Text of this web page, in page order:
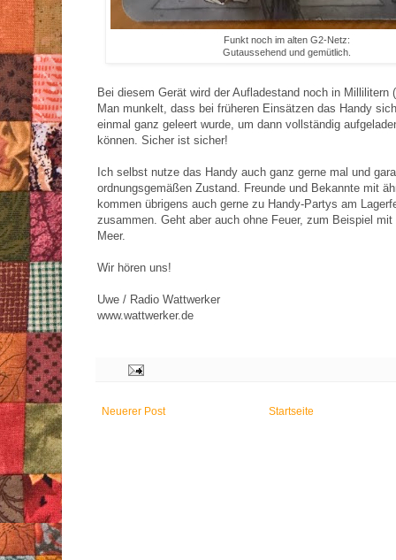
Funkt noch im alten G2-Netz:
Gutaussehend und gemütlich.
Bei diesem Gerät wird der Aufladestand noch in Millilitern
Man munkelt, dass bei früheren Einsätzen das Handy
einmal ganz geleert wurde, um dann vollständig
können. Sicher ist sicher!
Ich selbst nutze das Handy auch ganz gerne mal und
ordnungsgemäßen Zustand. Freunde und Bekannte mit
kommen übrigens auch gerne zu Handy-Partys am
zusammen. Geht aber auch ohne Feuer, zum Beispiel
Meer.
Wir hören uns!
Uwe / Radio Wattwerker
www.wattwerker.de
Neuerer Post Startseite